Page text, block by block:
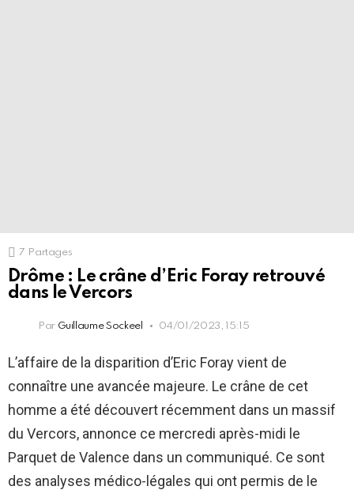
7 Partages
Drôme : Le crâne d’Eric Foray retrouvé
dans le Vercors
Par Guillaume Sockeel 04/01/2023, 15:15
L’affaire de la disparition d’Eric Foray vient de
connaître une avancée majeure. Le crâne de cet
homme a été découvert récemment dans un massif
du Vercors, annonce ce mercredi après-midi le
Parquet de Valence dans un communiqué. Ce sont
des analyses médico-légales qui ont permis de le